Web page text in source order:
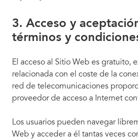
3. Acceso y
términos y
El acceso al Sitio Web es gratuito,
relacionada con el coste de la
red de telecomunicaciones
proveedor de acceso a Internet
Los usuarios pueden navegar
Web y acceder a él tantas veces